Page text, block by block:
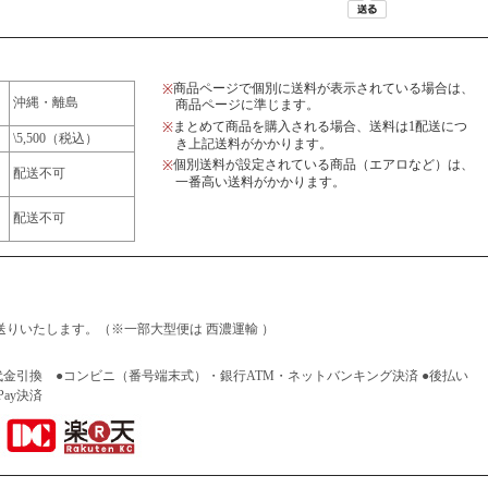
沖縄・離島
\5,500（税込）
配送不可
配送不可
※商品ページで個別に送料が表示されている場合は、
商品ページに準じます。
※まとめて商品を購入される場合、送料は1配送につ
き上記送料がかかります。
※個別送料が設定されている商品（エアロなど）は、
一番高い送料がかかります。
たします。（※一部大型便は 西濃運輸 ）
換 ●コンビニ（番号端末式）・銀行ATM・ネットバンキング決済 ●後払い
決済